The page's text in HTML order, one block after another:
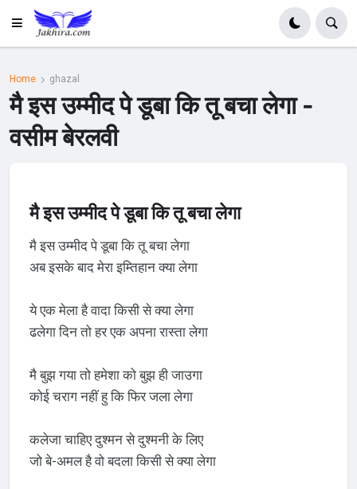
Home ghazal
मै इस उम्मीद पे डूबा कि तू बचा लेगा -
वसीम बेरलवी
मै इस उम्मीद पे डूबा कि तू बचा लेगा
मै इस उम्मीद पे डूबा कि तू बचा लेगा
अब इसके बाद मेरा इम्तिहान क्या लेगा
ये एक मेला है वादा किसी से क्या लेगा
ढलेगा दिन तो हर एक अपना रास्ता लेगा
मै बुझ गया तो हमेशा को बुझ ही जाउगा
कोई चराग नहीं हु कि फिर जला लेगा
कलेजा चाहिए दुश्मन से दुश्मनी के लिए
जो बे-अमल है वो बदला किसी से क्या लेगा